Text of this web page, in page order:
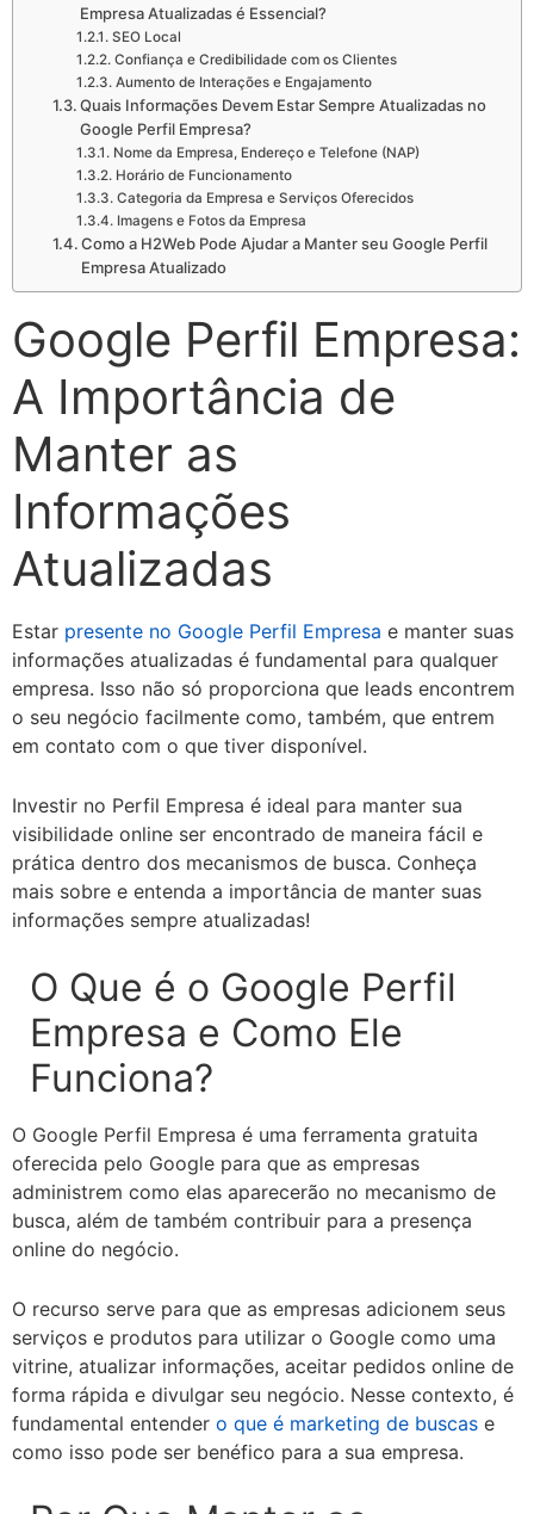
Empresa Atualizadas é Essencial?
SEO Local
Confiança e Credibilidade com os Clientes
Aumento de Interações e Engajamento
Quais Informações Devem Estar Sempre Atualizadas no
Google Perfil Empresa?
Nome da Empresa, Endereço e Telefone (NAP)
Horário de Funcionamento
Categoria da Empresa e Serviços Oferecidos
Imagens e Fotos da Empresa
Como a H2Web Pode Ajudar a Manter seu Google Perfil
Empresa Atualizado
Google Perfil Empresa:
A Importância de
Manter as
Informações
Atualizadas
Estar presente no Google Perfil Empresa e manter suas
informações atualizadas é fundamental para qualquer
empresa. Isso não só proporciona que leads encontrem
o seu negócio facilmente como, também, que entrem
em contato com o que tiver disponível.
Investir no Perfil Empresa é ideal para manter sua
visibilidade online ser encontrado de maneira fácil e
prática dentro dos mecanismos de busca. Conheça
mais sobre e entenda a importância de manter suas
informações sempre atualizadas!
O Que é o Google Perfil
Empresa e Como Ele
Funciona?
O Google Perfil Empresa é uma ferramenta gratuita
oferecida pelo Google para que as empresas
administrem como elas aparecerão no mecanismo de
busca, além de também contribuir para a presença
online do negócio.
O recurso serve para que as empresas adicionem seus
serviços e produtos para utilizar o Google como uma
vitrine, atualizar informações, aceitar pedidos online de
forma rápida e divulgar seu negócio. Nesse contexto, é
fundamental entender o que é marketing de buscas e
como isso pode ser benéfico para a sua empresa.